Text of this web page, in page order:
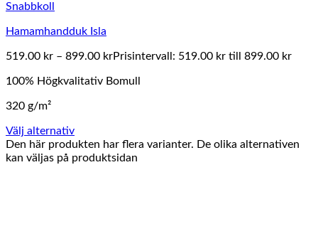
Snabbkoll
Hamamhandduk Isla
519.00 kr – 899.00 krPrisintervall: 519.00 kr till 899.00 kr
100% Högkvalitativ Bomull
320 g/m²
Välj alternativ
Den här produkten har flera varianter. De olika alternativen
kan väljas på produktsidan